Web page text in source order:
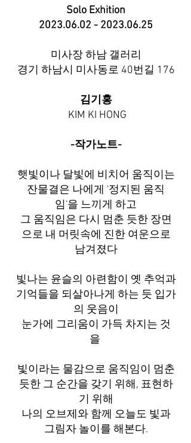
Solo Exhition
2023.06.02 - 2023.06.25
미사장 하남 갤러리
경기 하남시 미사동로 40번길 176
김기홍
KIM KI HONG
-작가노트-
햇빛이나 달빛에 비치어 움직이는
잔물결은 나에게 '정지된 움직
임'을 느끼게 하고
그 움직임은 다시 멈춘 듯한 장면
으로 내 머릿속에 진한 여운으로
남겨졌다
빛나는 윤슬의 아련함이 옛 추억과
기억들을 되살아나게 하는 듯 입가
의 웃음이
눈가에 그리움이 가득 차지는 것
을
빛이라는 물감으로 움직임이 멈춘
듯한 그 순간을 갖기 위해, 표현하
기 위해
​나의 오브제와 함께 오늘도 빛과
그림자 놀이를 해본다.